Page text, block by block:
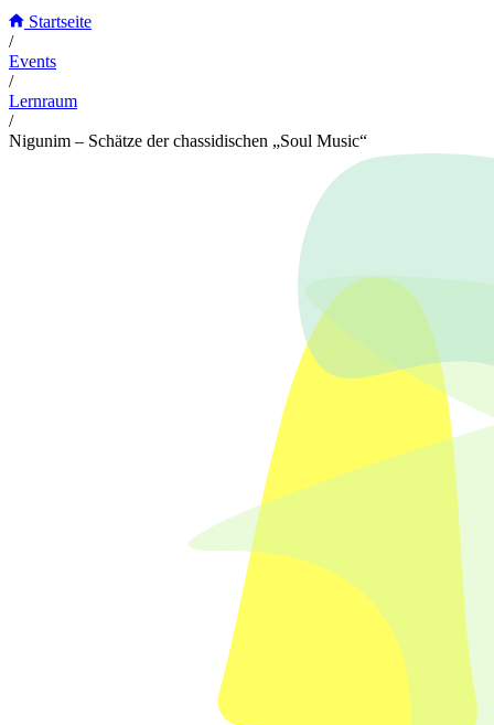
Startseite
/
Events
/
Lernraum
/
Nigunim – Schätze der chassidischen „Soul Music“